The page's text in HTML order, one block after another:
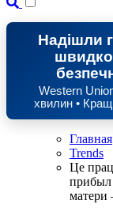
Надішли
швидко
Western
хвилин •
Главная
Trends
Це
прибыл